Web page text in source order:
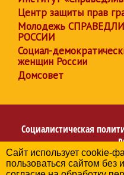
Центр защиты прав
Молодежь
РОССИИ
Социал-
женщин России
Домсовет
Социалистическая
Региональное
Сайт использует cookie-
пользоваться сайтом без